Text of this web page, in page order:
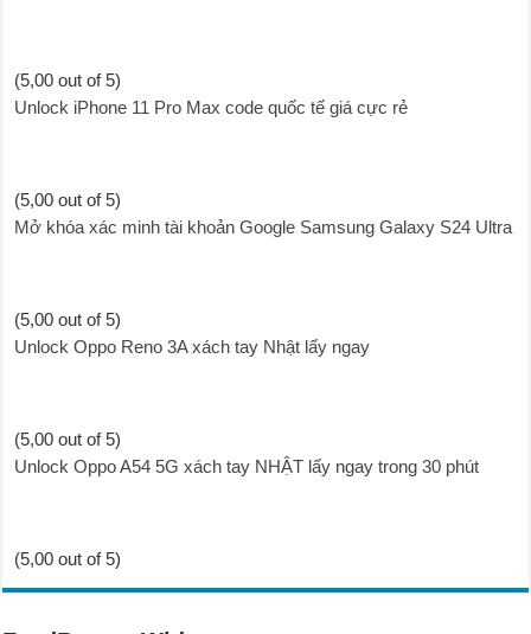
(5,00 out of 5)
Unlock iPhone 11 Pro Max code quốc tế giá cực rẻ
(5,00 out of 5)
Mở khóa xác minh tài khoản Google Samsung Galaxy S24 Ultra
(5,00 out of 5)
Unlock Oppo Reno 3A xách tay Nhật lấy ngay
(5,00 out of 5)
Unlock Oppo A54 5G xách tay NHẬT lấy ngay trong 30 phút
(5,00 out of 5)